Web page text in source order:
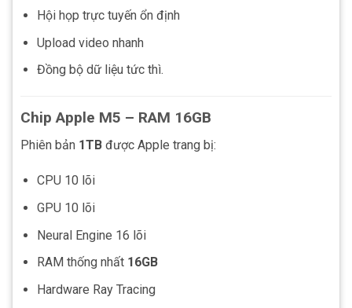
Hội họp trực tuyến ổn định
Upload video nhanh
Đồng bộ dữ liệu tức thì.
Chip Apple M5 – RAM 16GB
Phiên bản 1TB được Apple trang bị:
CPU 10 lõi
GPU 10 lõi
Neural Engine 16 lõi
RAM thống nhất 16GB
Hardware Ray Tracing